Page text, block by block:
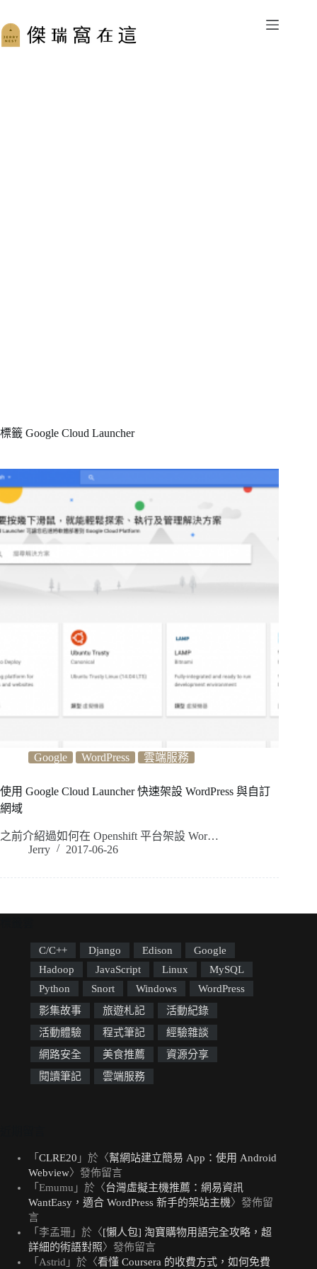
至
主
標籤 Google Cloud Launcher
Google WordPress 雲端服務
使用 Google Cloud Launcher 快速架設 WordPress 與自訂
網域
之前介紹過如何在 Openshift 平台架設 Wor…
Jerry
2017-06-26
C/C++ Django Edison
Google
Hadoop
JavaScript Linux
MySQL
Python
Snort Windows
WordPress
影集故事
旅遊札記
活動紀錄
活動體驗
程式筆記
經驗雜談
網路安全
美食推薦
資源分享
閱讀筆記
雲端服務
「 CLRE20 」於〈幫網站建立簡易 App：使用 Android
Webview〉發佈留言
「 Emumu 」於〈台灣虛擬主機推薦：網易資訊
WantEasy，適合 WordPress 新手的架站主機〉發佈留
言
「 李孟珊 」於〈[懶人包] 淘寶購物用語完全攻略，超
詳細的術語對照〉發佈留言
「 Astrid 」於〈看懂 Coursera 的收費方式，如何免費